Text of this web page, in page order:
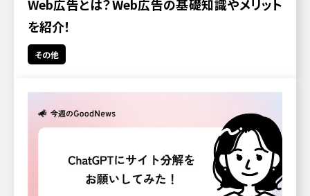
Web広告とは？Web広告の基礎知識やメリット
を紹介！
その他